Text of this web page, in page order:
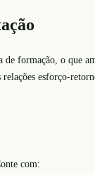
formação, o que
esforço-
com: